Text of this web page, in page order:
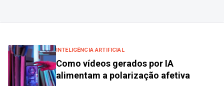
INTELIGÊNCIA ARTIFICIAL
Como vídeos gerados por IA
alimentam a polarização afetiva